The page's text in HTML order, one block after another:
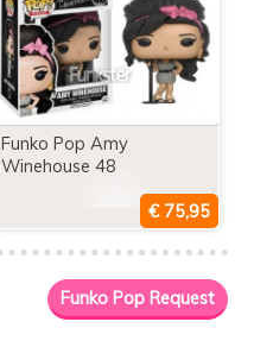
Funko Pop Amy
Winehouse 48